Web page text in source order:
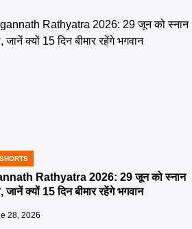
Rathyatra 2026: 29 जून को स्नान
जानें क्यों 15 दिन बीमार रहेंगे भगवान
28, 2026